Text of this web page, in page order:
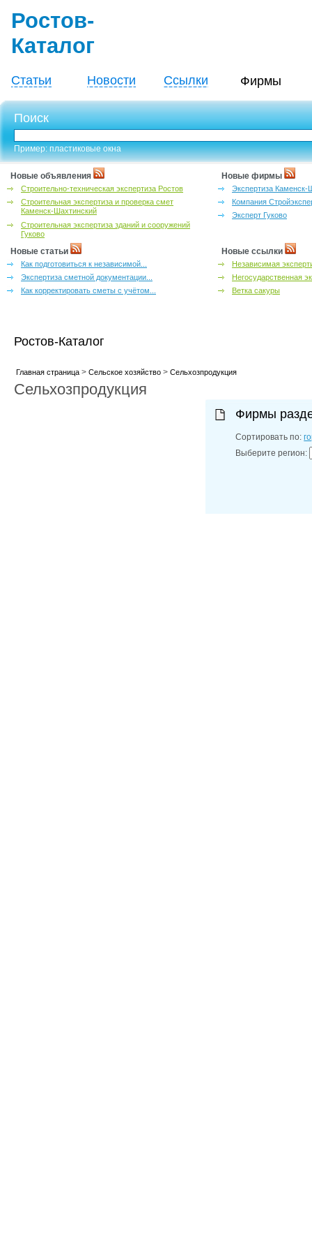
Ростов-
Каталог
Статьи Новости Ссылки Фирмы
Поиск
Пример: пластиковые окна
Новые объявления
Строительно-техническая экспертиза Ростов
Строительная экспертиза и проверка смет
Каменск-Шахтинский
Строительная экспертиза зданий и сооружений
Гуково
Новые фирмы
Экспертиза Каменск-
Компания
Эксперт Гуково
Новые статьи
Как подготовиться к независимой...
Экспертиза сметной документации...
Как корректировать сметы с учётом...
Новые ссылки
Независимая
Негосударственная
Ветка сакуры
Ростов-Каталог
Главная страница> Сельское хозяйство> Сельхозпродукция
Сельхозпродукция
Фирмы
Сортировать по:
Выберите регион: